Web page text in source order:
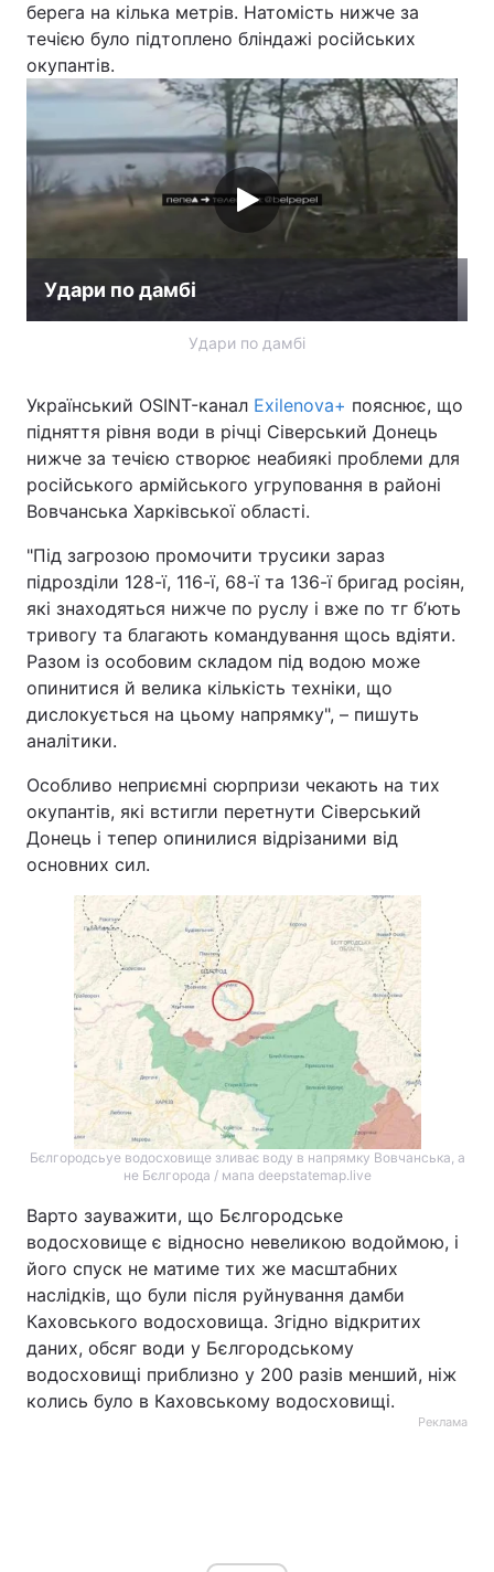
Лонгріди
Відео з Youtube Статті
Думки
Архів Вакансії
Контакти
Тема оформлення
берега на кілька метрів. Натомість нижче за
течією було підтоплено бліндажі російських
окупантів.
Удари по дамбі
Удари по дамбі
Український OSINT-канал Exilenova+ пояснює, що
підняття рівня води в річці Сіверський Донець
нижче за течією створює неабиякі проблеми для
російського армійського угруповання в районі
Вовчанська Харківської області.
"Під загрозою промочити трусики зараз
підрозділи 128-ї, 116-ї, 68-ї та 136-ї бригад росіян,
які знаходяться нижче по руслу і вже по тг бʼють
тривогу та благають командування щось вдіяти.
Разом із особовим складом під водою може
опинитися й велика кількість техніки, що
дислокується на цьому напрямку", – пишуть
аналітики.
Особливо неприємні сюрпризи чекають на тих
окупантів, які встигли перетнути Сіверський
Донець і тепер опинилися відрізаними від
основних сил.
Бєлгородсьуе водосховище зливає воду в напрямку Вовчанська, а
не Бєлгорода / мапа deepstatemap.live
Варто зауважити, що Бєлгородське
водосховище є відносно невеликою водоймою, і
його спуск не матиме тих же масштабних
наслідків, що були після руйнування дамби
Каховського водосховища. Згідно відкритих
даних, обсяг води у Бєлгородському
водосховищі приблизно у 200 разів менший, ніж
колись було в Каховському водосховищі.
Реклама